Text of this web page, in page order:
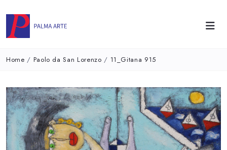
Home / Paolo da San Lorenzo / 11_Gitana 915